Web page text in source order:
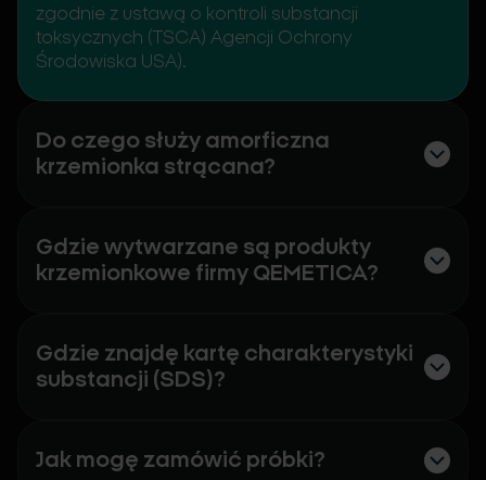
zgodnie z ustawą o kontroli substancji
toksycznych (TSCA) Agencji Ochrony
Środowiska USA).
Do czego służy amorficzna
krzemionka strącana?
Gdzie wytwarzane są produkty
krzemionkowe firmy QEMETICA?
Gdzie znajdę kartę charakterystyki
substancji (SDS)?
Jak mogę zamówić próbki?